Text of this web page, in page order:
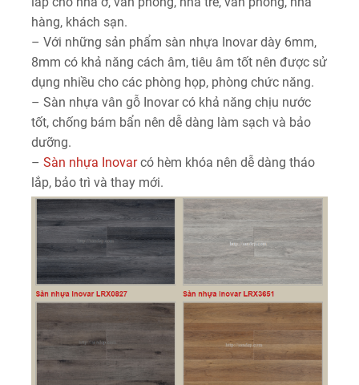
hàng, khách sạn.
– Với những sản phẩm sàn nhựa Inovar dày 6mm,
8mm có khả năng cách âm, tiêu âm tốt nên được sử
dụng nhiều cho các phòng họp, phòng chức năng.
– Sàn nhựa vân gỗ Inovar có khả năng chịu nước
tốt, chống bám bẩn nên dễ dàng làm sạch và bảo
dưỡng.
– Sàn nhựa Inovarcó hèm khóa nên dễ dàng tháo
lắp, bảo trì và thay mới.